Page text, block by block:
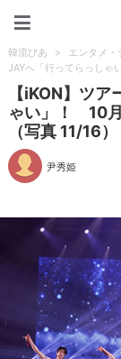
韓流ぴあ > エンタメ・
JAYへ「行ってらっしゃ
【iKON】ツ
ゃい」！ 10
（写真 11/16）
尹秀姫